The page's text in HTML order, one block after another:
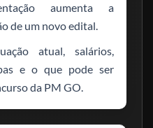
aumenta a
de um novo edital.
atual, salários,
e o que pode ser
da PM GO.